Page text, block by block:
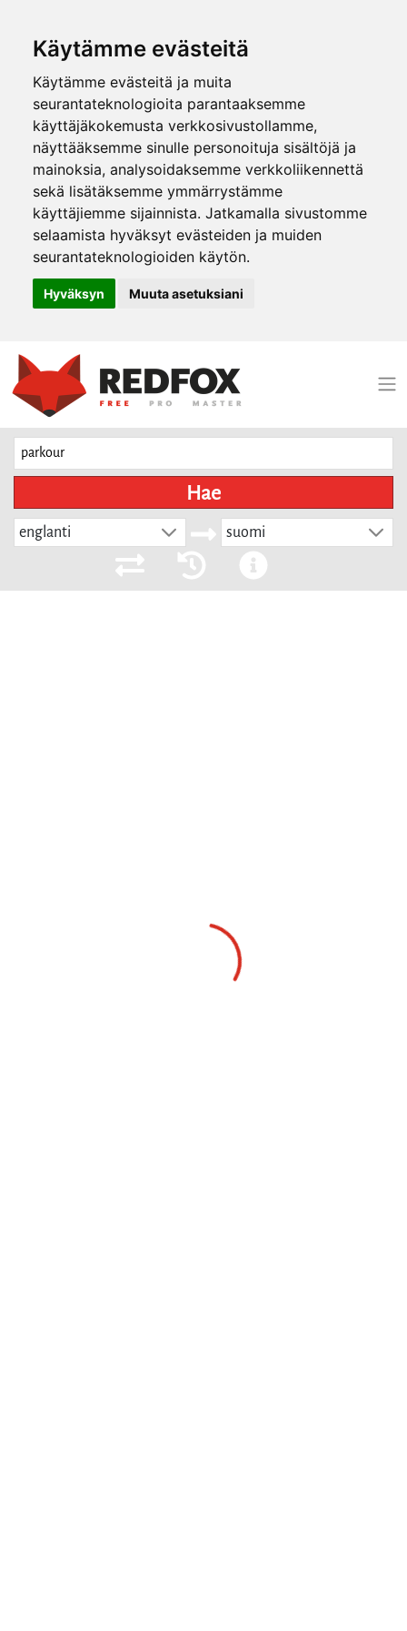
Käytämme evästeitä
Käytämme evästeitä ja muita
seurantateknologioita parantaaksemme
käyttäjäkokemusta verkkosivustollamme,
näyttääksemme sinulle personoituja sisältöjä ja
mainoksia, analysoidaksemme verkkoliikennettä
sekä lisätäksemme ymmärrystämme
käyttäjiemme sijainnista. Jatkamalla sivustomme
selaamista hyväksyt evästeiden ja muiden
seurantateknologioiden käytön.
Hyväksyn Muuta asetuksiani
Hae
englanti suomi